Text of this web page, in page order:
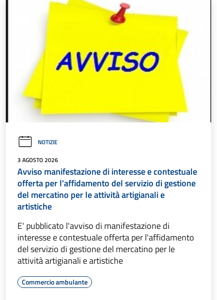
NOTIZIE
3 AGOSTO 2026
Avviso manifestazione di interesse e contestuale
offerta per l'affidamento del servizio di gestione
del mercatino per le attività artigianali e
artistiche
E' pubblicato l'avviso di manifestazione di
interesse e contestuale offerta per l'affidamento
del servizio di gestione del mercatino per le
attività artigianali e artistiche
Commercio ambulante